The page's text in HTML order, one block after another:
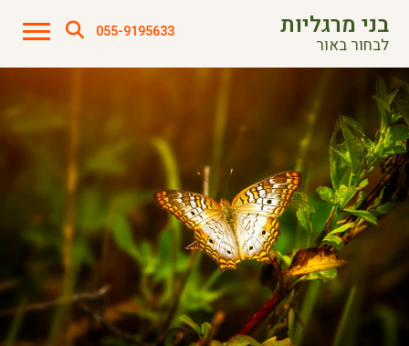
בני מרגליות
לבחור באור
055-9195633